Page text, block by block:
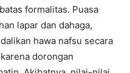
formalitas. Puasa
lapar dan dahaga,
hawa nafsu secara
dorongan